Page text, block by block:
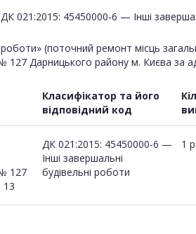
ДК 021:2015: 45450000-6 — Інші
(поточний ремонт місць
127 Дарницького району м. Києва за
Класифікатор та його
відповідний код
127
13
ДК 021:2015: 45450000-6 —
Інші завершальні
будівельні роботи
1